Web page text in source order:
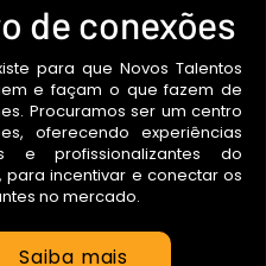
de conexões
para que Novos Talentos
e façam o que fazem de
Procuramos ser um centro
oferecendo experiências
e profissionalizantes do
para incentivar e conectar os
no mercado.
Saiba mais